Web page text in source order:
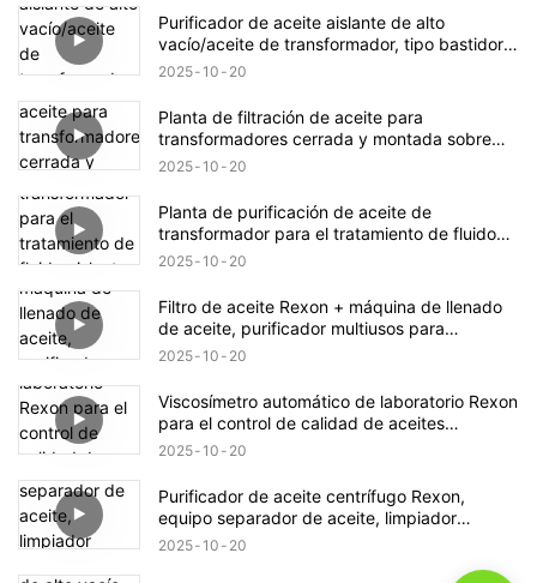
Purificador de aceite aislante de alto
vacío/aceite de transformador, tipo bastidor,
6000 lph
2025 10 20
Planta de filtración de aceite para
transformadores cerrada y montada sobre
remolque móvil
2025 10 20
Planta de purificación de aceite de
transformador para el tratamiento de fluido
aislante de transformadores eléctricos
2025 10 20
Filtro de aceite Rexon + máquina de llenado
de aceite, purificador multiusos para
vehículos.
2025 10 20
Viscosímetro automático de laboratorio Rexon
para el control de calidad de aceites
industriales
2025 10 20
Purificador de aceite centrífugo Rexon,
equipo separador de aceite, limpiador
centrífugo de aceite para transformadores de
2025 10 20